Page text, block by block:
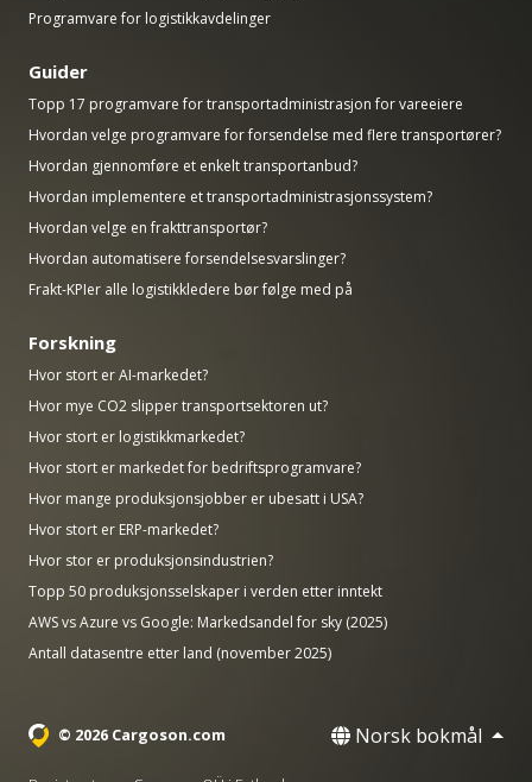
Programvare for logistikkavdelinger
Guider
Topp 17 programvare for transportadministrasjon for vareeiere
Hvordan velge programvare for forsendelse med flere transportører?
Hvordan gjennomføre et enkelt transportanbud?
Hvordan implementere et transportadministrasjonssystem?
Hvordan velge en frakttransportør?
Hvordan automatisere forsendelsesvarslinger?
Frakt-KPIer alle logistikkledere bør følge med på
Forskning
Hvor stort er AI-markedet?
Hvor mye CO2 slipper transportsektoren ut?
Hvor stort er logistikkmarkedet?
Hvor stort er markedet for bedriftsprogramvare?
Hvor mange produksjonsjobber er ubesatt i USA?
Hvor stort er ERP-markedet?
Hvor stor er produksjonsindustrien?
Topp 50 produksjonsselskaper i verden etter inntekt
AWS vs Azure vs Google: Markedsandel for sky (2025)
Antall datasentre etter land (november 2025)
© 2026 Cargoson.com Norsk bokmål